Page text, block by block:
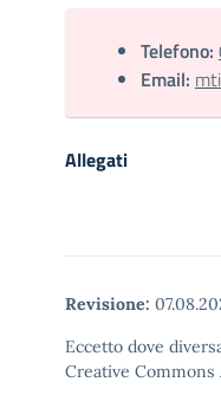
Telefono:
Email:
Allegati
Revisione:
Eccetto dove
Creative